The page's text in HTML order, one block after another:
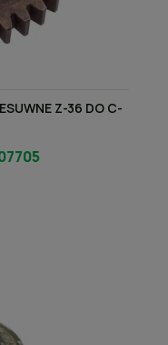
Z-36 DO C-